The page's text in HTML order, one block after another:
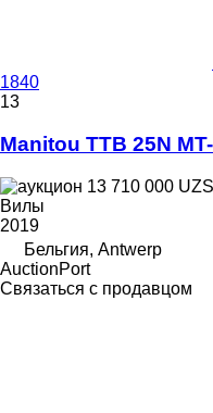
1840
13
Manitou TTB 25N
13 710 000 UZS
Вилы
2019
Бельгия, Antwerp
AuctionPort
Связаться с продавцом